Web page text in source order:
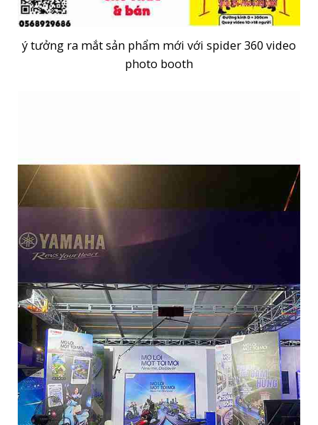
ý tưởng ra mắt sản phẩm mới với spider 360 video
photo booth